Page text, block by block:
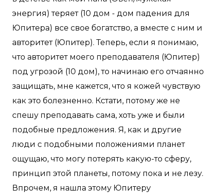
энергия) теряет (10 дом - дом падения для
Юпитера) все свое богатство, а вместе с ним и
авторитет (Юпитер). Теперь, если я понимаю,
что авторитет моего преподавателя (Юпитер)
под угрозой (10 дом), то начинаю его отчаянно
защищать, мне кажется, что я кожей чувствую
как это болезненно. Кстати, потому же не
спешу преподавать сама, хоть уже и были
подобные предложения. Я, как и другие
люди с подобными положениями планет
ощущаю, что могу потерять какую-то сферу,
принцип этой планеты, потому пока и не лезу.
Впрочем, я нашла этому Юпитеру